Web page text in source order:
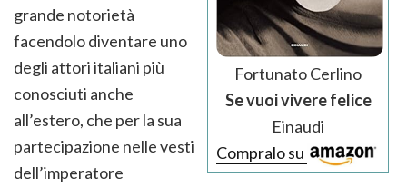
Fortunato Cerlino
Se vuoi vivere felice
Einaudi
Compralo su
grande notorietà
facendolo diventare uno
degli attori italiani più
conosciuti anche
all’estero, che per la sua
partecipazione nelle vesti
dell’imperatore